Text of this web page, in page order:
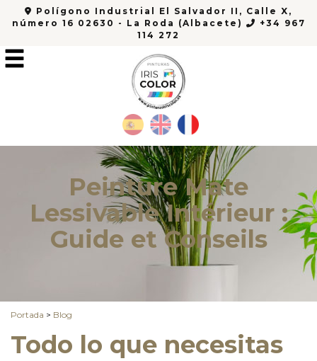
Polígono Industrial El Salvador II, Calle X,
número 16 02630 - La Roda (Albacete)
+34 967
114 272
Peinture Mate
Lessivable Intérieur :
Guide et Conseils
Portada > Blog
Todo lo que necesitas